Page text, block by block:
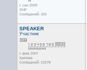
с сен 2009
ЛНР
Сообщений: 325
SPEAKER
Участник
с фев 2007
Арктика
Сообщений: 10278